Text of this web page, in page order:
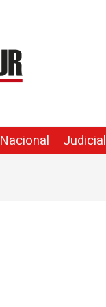
Nacional Judicial